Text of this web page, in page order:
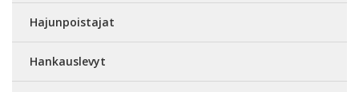
Hajunpoistajat
Hankauslevyt